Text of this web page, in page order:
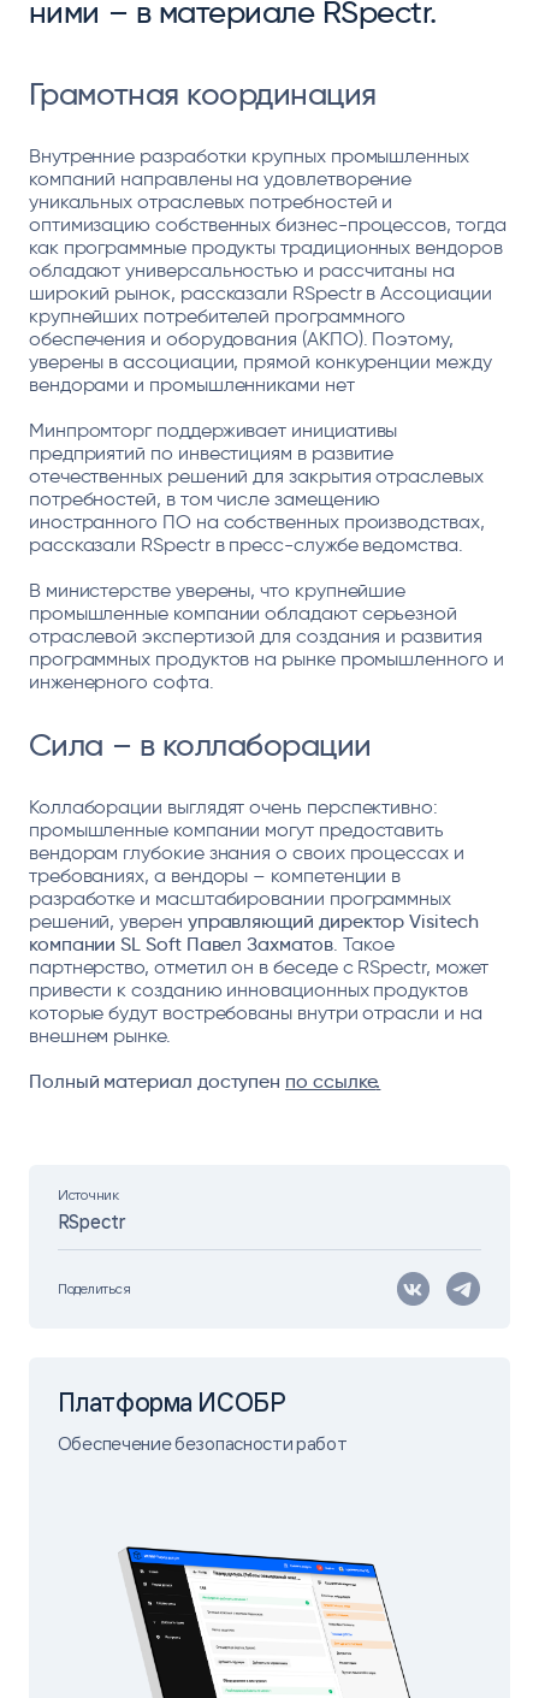
Источник
RSpectr
Поделиться
ними – в материале RSpectr.
Грамотная координация
Внутренние разработки крупных промышленных
компаний направлены на удовлетворение
уникальных отраслевых потребностей и
оптимизацию собственных бизнес-процессов, тогда
как программные продукты традиционных вендоров
обладают универсальностью и рассчитаны на
широкий рынок, рассказали RSpectr в Ассоциации
крупнейших потребителей программного
обеспечения и оборудования (АКПО). Поэтому,
уверены в ассоциации, прямой конкуренции между
вендорами и промышленниками нет
Минпромторг поддерживает инициативы
предприятий по инвестициям в развитие
отечественных решений для закрытия отраслевых
потребностей, в том числе замещению
иностранного ПО на собственных производствах,
рассказали RSpectr в пресс-службе ведомства.
В министерстве уверены, что крупнейшие
промышленные компании обладают серьезной
отраслевой экспертизой для создания и развития
программных продуктов на рынке промышленного и
инженерного софта.
Сила – в коллаборации
Коллаборации выглядят очень перспективно:
промышленные компании могут предоставить
вендорам глубокие знания о своих процессах и
требованиях, а вендоры – компетенции в
разработке и масштабировании программных
решений, уверен управляющий директор Visitech
компании SL Soft Павел Захматов. Такое
партнерство, отметил он в беседе с RSpectr, может
привести к созданию инновационных продуктов
которые будут востребованы внутри отрасли и на
внешнем рынке.
Полный материал доступен по ссылке.
Платформа ИСОБР
Обеспечение безопасности работ